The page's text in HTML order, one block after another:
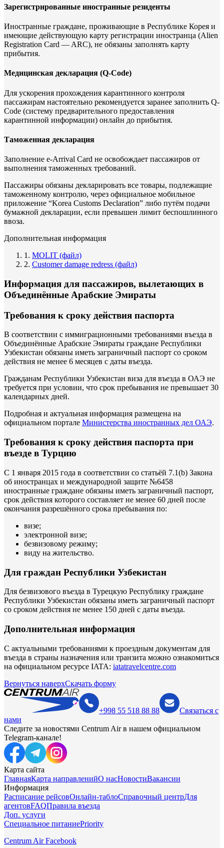
Зарегистрированные иностранные резиденты
Иностранные граждане, проживающие в Республике Корея и
имеющие действующую карту регистрации иностранца (Alien
Registration Card — ARC), не обязаны заполнять карту
прибытия.
Медицинская декларация (Q-Code)
Для ускорения прохождения карантинного контроля
пассажирам настоятельно рекомендуется заранее заполнить Q-
Code (систему предварительного предоставления
карантинной информации) онлайн до прибытия.
Таможенная декларация
Заполнение e-Arrival Card не освобождает пассажиров от
выполнения таможенных требований.
Пассажиры обязаны декларировать все товары, подлежащие
таможенному контролю, через официальное мобильное
приложение “Korea Customs Declaration” либо путём подачи
бумажной декларации, если превышен лимит беспошлинного
ввоза.
Дополнительная информация
1. MOLIT (файл)
2. Customer damage redress (файл)
Информация для пассажиров, вылетающих в
Объединённые Арабские Эмираты
Требования к сроку действия паспорта
В соответствии с иммиграционными требованиями въезда в
Объединённые Арабские Эмираты граждане Республики
Узбекистан обязаны иметь заграничный паспорт со сроком
действия не менее 6 месяцев с даты въезда.
Гражданам Республики Узбекистан виза для въезда в ОАЭ не
требуется при условии, что срок пребывания не превышает 30
календарных дней.
Подробная и актуальная информация размещена на
официальном портале Министерства иностранных дел ОАЭ.
Требования к сроку действия паспорта при
въезде в Турцию
С 1 января 2015 года в соответствии со статьёй 7.1(b) Закона
об иностранцах и международной защите №6458
иностранные граждане обязаны иметь заграничный паспорт,
срок действия которого составляет не менее 60 дней после
окончания разрешённого срока пребывания по:
визе;
электронной визе;
безвизовому режиму;
виду на жительство.
Для граждан Республики Узбекистан
Для безвизового въезда в Турецкую Республику граждане
Республики Узбекистан обязаны иметь заграничный паспорт
со сроком действия не менее 150 дней с даты въезда.
Дополнительная информация
С актуальными требованиями к проездным документам для
въезда в страны назначения или транзита можно ознакомиться
на официальном ресурсе IATA: iatatravelcentre.com
Вернуться наверхСкачать форму
+998 55 518 88 88
Связаться с
нами
Следите за новостями Centrum Air в нашем официальном
Telegram-канале!
Карта сайта
ГлавнаяКарта направленийО насНовостиВакансии
Информация
Расписание рейсовОнлайн-таблоСправочный центрДля
агентовFAQПравила въезда
Доп. услуги
Специальное питаниеPriority
Centrum Air Facebook